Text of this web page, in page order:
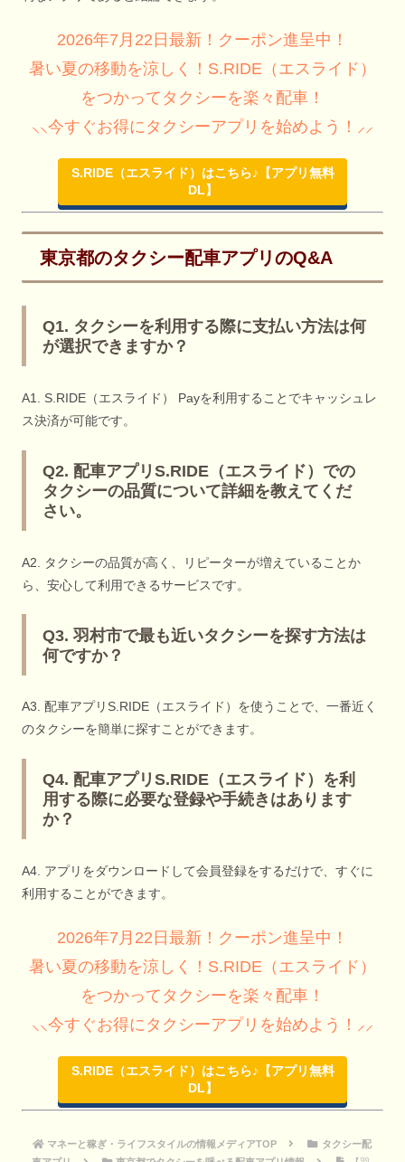
2026年7月22日最新！クーポン進呈中！
暑い夏の移動を涼しく！S.RIDE（エスライド）
をつかってタクシーを楽々配車！
⸜⸜今すぐお得にタクシーアプリを始めよう！⸝⸝
S.RIDE（エスライド）はこちら♪【アプリ無料
DL】
東京都のタクシー配車アプリのQ&A
Q1. タクシーを利用する際に支払い方法は何
が選択できますか？
A1. S.RIDE（エスライド） Payを利用することでキャッシュレ
ス決済が可能です。
Q2. 配車アプリS.RIDE（エスライド）での
タクシーの品質について詳細を教えてくだ
さい。
A2. タクシーの品質が高く、リピーターが増えていることか
ら、安心して利用できるサービスです。
Q3. 羽村市で最も近いタクシーを探す方法は
何ですか？
A3. 配車アプリS.RIDE（エスライド）を使うことで、一番近く
のタクシーを簡単に探すことができます。
Q4. 配車アプリS.RIDE（エスライド）を利
用する際に必要な登録や手続きはあります
か？
A4. アプリをダウンロードして会員登録をするだけで、すぐに
利用することができます。
2026年7月22日最新！クーポン進呈中！
暑い夏の移動を涼しく！S.RIDE（エスライド）
をつかってタクシーを楽々配車！
⸜⸜今すぐお得にタクシーアプリを始めよう！⸝⸝
S.RIDE（エスライド）はこちら♪【アプリ無料
DL】
マネーと稼ぎ・ライフスタイルの情報メディアTOP
タクシー配